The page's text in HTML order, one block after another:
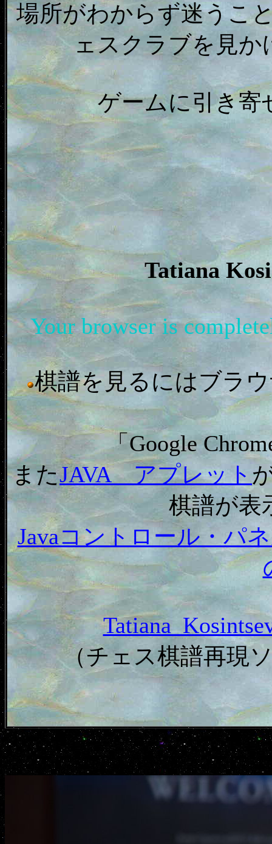
場所がわからず迷うこ
ェスクラブを見か
ゲームに引き寄
Tatiana
Your browser is
棋譜を見るにはブラ
「Google
またJAVA アプレット
棋譜が表
Javaコントロール・パ
（チェス棋譜再現